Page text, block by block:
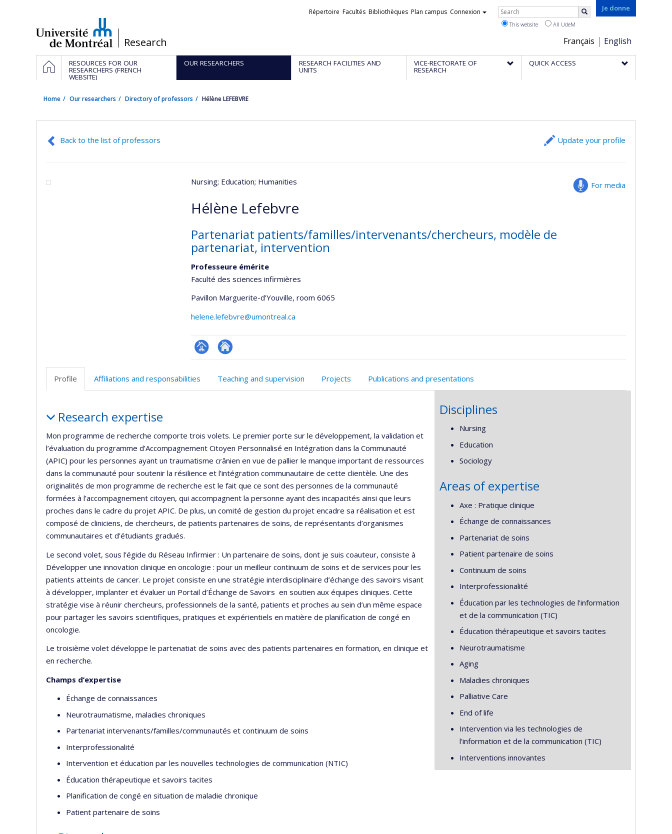
/Research
Je donne
Choix
de
la
Français English
Liens
Répertoire Facultés Bibliothèques Plan campus Connexion Rechercher
This website All UdeM
Navigation
principale
HOMERESOURCES FOR OUR
RESEARCHERS (FRENCH
WEBSITE)
OUR RESEARCHERS RESEARCH FACILITIES AND
UNITS
VICE-RECTORATE OF
RESEARCH
QUICK ACCESS
Home Our researchers Directory of professors Hélène LEFEBVRE
Back to the list of professors Update your profile
For media
Nursing; Education; Humanities
Hélène Lefebvre
Partenariat patients/familles/intervenants/chercheurs, modèle de
partenariat, intervention
Professeure émérite
Faculté des sciences infirmières
Pavillon Marguerite-d’Youville, room 6065
helene.lefebvre@umontreal.ca
Page
(faculté,département,école)
Site
Profile Affiliations and responsabilities Teaching and supervision Projects Publications and presentations
Research expertise
Mon programme de recherche comporte trois volets. Le premier porte sur le développement, la validation et
l’évaluation du programme d’Accompagnement Citoyen Personnalisé en Intégration dans la Communauté
(APIC) pour les personnes ayant un traumatisme crânien en vue de pallier le manque important de ressources
dans la communauté pour soutenir la résilience et l’intégration communautaire de cette clientèle. Une des
originalités de mon programme de recherche est le fait que ce sont des personnes de la communauté
formées à l’accompagnement citoyen, qui accompagnent la personne ayant des incapacités ainsi que leurs
proches dans le cadre du projet APIC. De plus, un comité de gestion du projet encadre sa réalisation et est
composé de cliniciens, de chercheurs, de patients partenaires de soins, de représentants d’organismes
communautaires et d’étudiants gradués.
Le second volet, sous l’égide du Réseau Infirmier : Un partenaire de soins, dont je suis coauteur, consiste à
Développer une innovation clinique en oncologie : pour un meilleur continuum de soins et de services pour les
patients atteints de cancer. Le projet consiste en une stratégie interdisciplinaire d’échange des savoirs visant
à développer, implanter et évaluer un Portail d’Échange de Savoirs en soutien aux équipes cliniques. Cette
stratégie vise à réunir chercheurs, professionnels de la santé, patients et proches au sein d’un même espace
pour partager les savoirs scientifiques, pratiques et expérientiels en matière de planification de congé en
oncologie.
Le troisième volet développe le partenatiat de soins avec des patients partenaires en formation, en clinique et
en recherche.
Champs d’expertise
Échange de connaissances
Neurotraumatisme, maladies chroniques
Partenariat intervenants/familles/communautés et continuum de soins
Interprofessionalité
Intervention et éducation par les nouvelles technologies de communication (NTIC)
Éducation thérapeutique et savoirs tacites
Planification de congé en situation de maladie chronique
Patient partenaire de soins
Disciplines
Nursing
Education
Sociology
Areas of expertise
Axe : Pratique clinique
Échange de connaissances
Partenariat de soins
Patient partenaire de soins
Continuum de soins
Interprofessionalité
Éducation par les technologies de l'information
et de la communication (TIC)
Éducation thérapeutique et savoirs tacites
Neurotraumatisme
Aging
Maladies chroniques
Palliative Care
End of life
Intervention via les technologies de
l'information et de la communication (TIC)
Interventions innovantes